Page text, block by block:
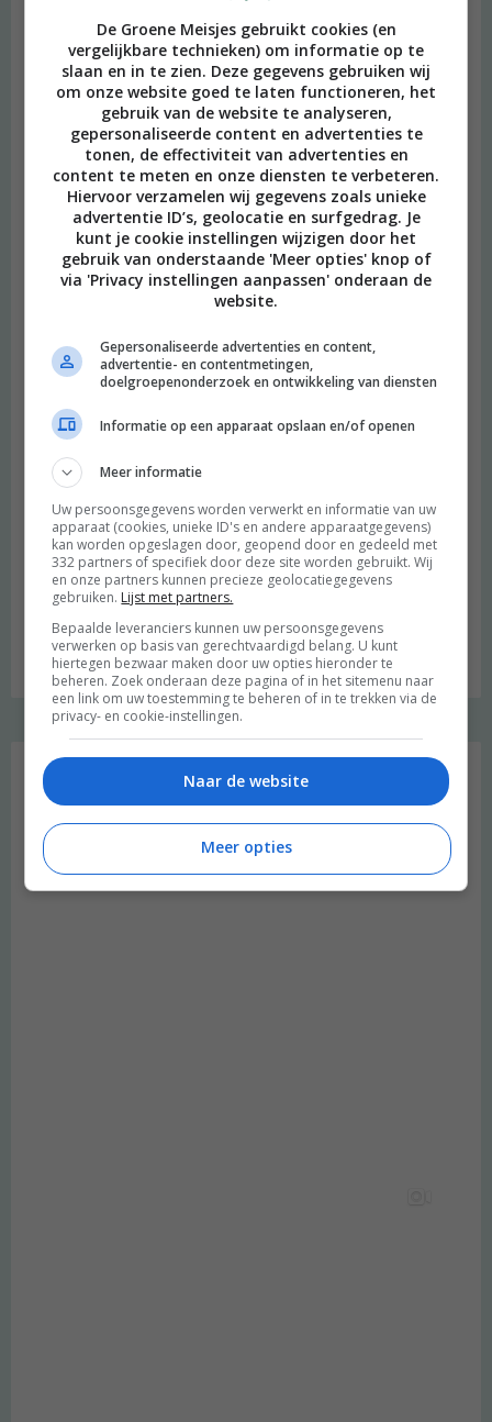
Heimwee
Budget recept: Linzensoep met kokosmelk
Instagram Merel
De Groene Meisjes gebruikt cookies (en
vergelijkbare technieken) om informatie op te
slaan en in te zien. Deze gegevens gebruiken wij
om onze website goed te laten functioneren, het
gebruik van de website te analyseren,
gepersonaliseerde content en advertenties te
tonen, de effectiviteit van advertenties en
content te meten en onze diensten te verbeteren.
Hiervoor verzamelen wij gegevens zoals unieke
advertentie ID’s, geolocatie en surfgedrag. Je
kunt je cookie instellingen wijzigen door het
gebruik van onderstaande 'Meer opties' knop of
via 'Privacy instellingen aanpassen' onderaan de
website.
Gepersonaliseerde advertenties en content,
advertentie- en contentmetingen,
doelgroepenonderzoek en ontwikkeling van diensten
Informatie op een apparaat opslaan en/of openen
Meer informatie
Uw persoonsgegevens worden verwerkt en informatie van uw
apparaat (cookies, unieke ID's en andere apparaatgegevens)
kan worden opgeslagen door, geopend door en gedeeld met
332 partners of specifiek door deze site worden gebruikt. Wij
en onze partners kunnen precieze geolocatiegegevens
gebruiken. Lijst met partners.
Bepaalde leveranciers kunnen uw persoonsgegevens
verwerken op basis van gerechtvaardigd belang. U kunt
hiertegen bezwaar maken door uw opties hieronder te
beheren. Zoek onderaan deze pagina of in het sitemenu naar
een link om uw toestemming te beheren of in te trekken via de
privacy- en cookie-instellingen.
Naar de website
Meer opties